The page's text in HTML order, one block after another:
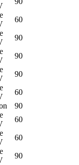
60
90
90
90
60
90
60
60
90